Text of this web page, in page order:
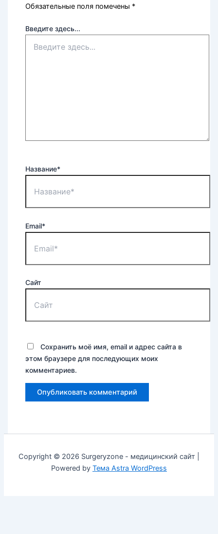
Обязательные поля помечены *
Введите здесь...
Название*
Email*
Сайт
Сохранить моё имя, email и адрес сайта в
этом браузере для последующих моих
комментариев.
Copyright © 2026 Surgeryzone - медицинский сайт |
Powered by Тема Astra WordPress